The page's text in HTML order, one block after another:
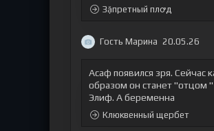
Зặпретный плꝍд
Гость Марина 20.05.26
Асаф появился зря. Сейчас
образом он станет "отцом
Элиф. А беременна
Клюквенный щербет